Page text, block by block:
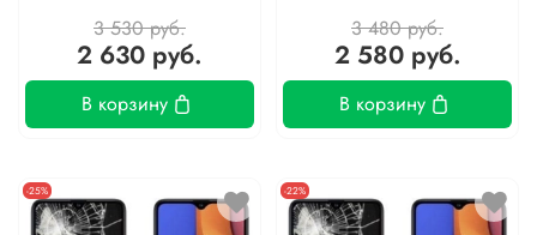
3 530 руб.
2 630 руб.
В корзину
3 480 руб.
2 580 руб.
В корзину
-25% -22%